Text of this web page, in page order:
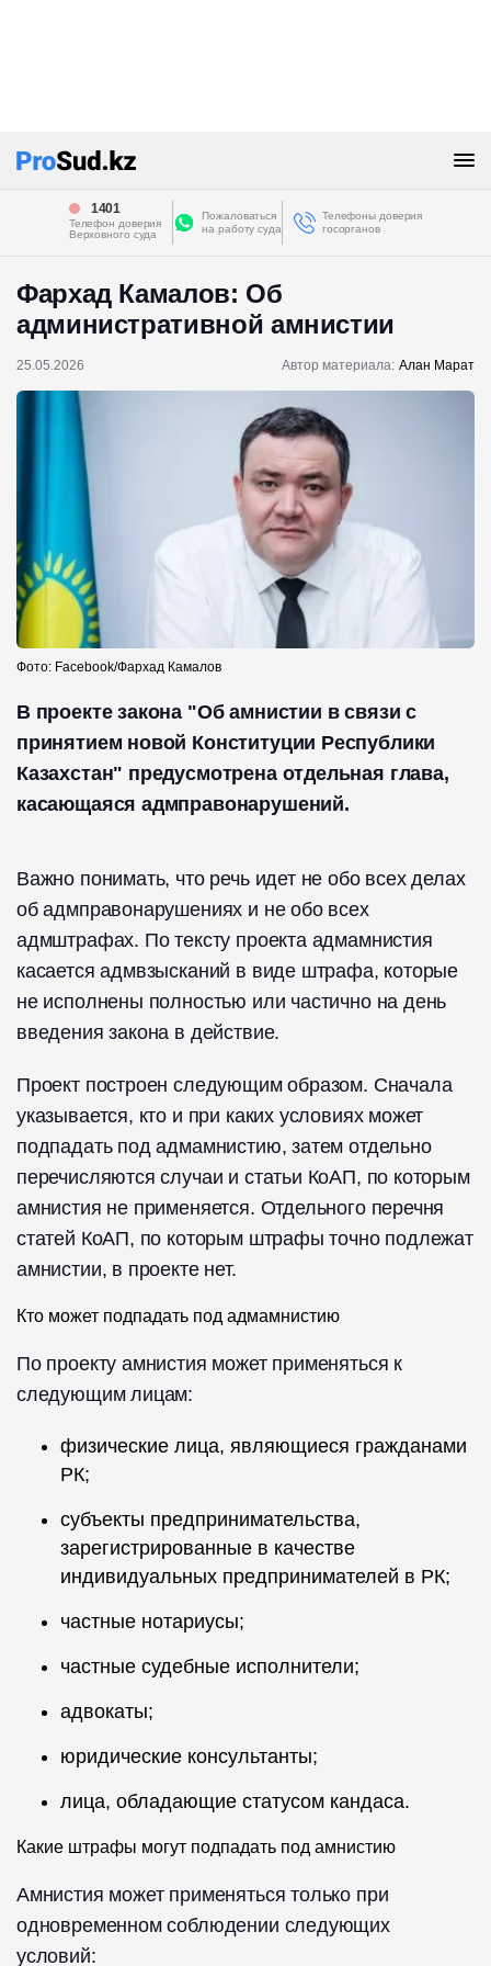
1401
Телефон доверия
Верховного суда
Пожаловаться
на работу суда
Телефоны доверия
госорганов
Фархад Камалов: Об
административной амнистии
25.05.2026 Автор материала: Алан Марат
Фото: Facebook/Фархад Камалов
В проекте закона "Об амнистии в связи с
принятием новой Конституции Республики
Казахстан" предусмотрена отдельная глава,
касающаяся адмправонарушений.
Важно понимать, что речь идет не обо всех делах
об адмправонарушениях и не обо всех
адмштрафах. По тексту проекта адмамнистия
касается адмвзысканий в виде штрафа, которые
не исполнены полностью или частично на день
введения закона в действие.
Проект построен следующим образом. Сначала
указывается, кто и при каких условиях может
подпадать под адмамнистию, затем отдельно
перечисляются случаи и статьи КоАП, по которым
амнистия не применяется. Отдельного перечня
статей КоАП, по которым штрафы точно подлежат
амнистии, в проекте нет.
Кто может подпадать под адмамнистию
По проекту амнистия может применяться к
следующим лицам:
физические лица, являющиеся гражданами
РК;
субъекты предпринимательства,
зарегистрированные в качестве
индивидуальных предпринимателей в РК;
частные нотариусы;
частные судебные исполнители;
адвокаты;
юридические консультанты;
лица, обладающие статусом кандаса.
Какие штрафы могут подпадать под амнистию
Амнистия может применяться только при
одновременном соблюдении следующих
условий: